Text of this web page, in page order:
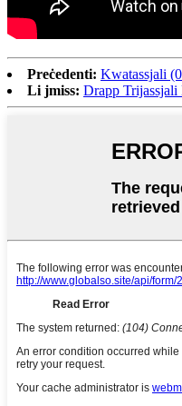
Preċedenti: Kwatassjali
Li jmiss: Drapp Trijassjali